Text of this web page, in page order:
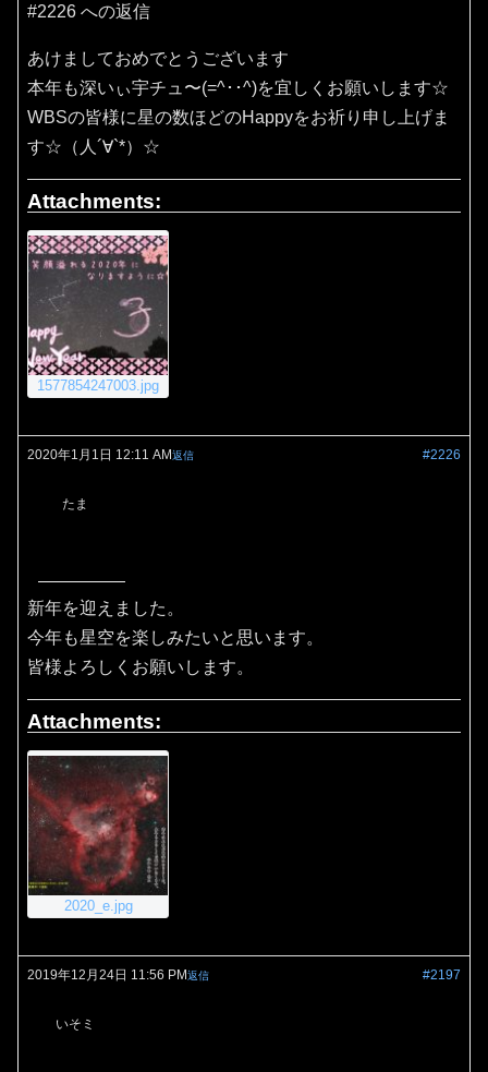
#2226 への返信
あけましておめでとうございます
本年も深いぃ宇チュ〜(=^･･^)を宜しくお願いします☆
WBSの皆様に星の数ほどのHappyをお祈り申し上げま
す☆（人´∀`*）☆
Attachments:
1577854247003.jpg
2020年1月1日 12:11 AM #2226
返信
たま
新年を迎えました。
今年も星空を楽しみたいと思います。
皆様よろしくお願いします。
Attachments:
2020_e.jpg
2019年12月24日 11:56 PM #2197
返信
いそミ